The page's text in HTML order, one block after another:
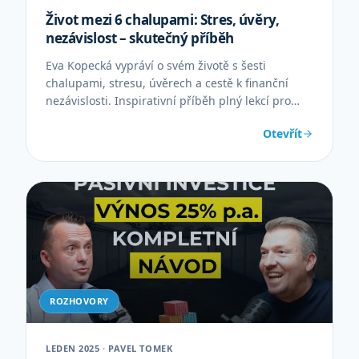
Život mezi 6 chalupami: Stres, úvěry,
nezávislost – skutečný příběh
Eva Kopecká vypráví o svém životě s šesti
chalupami, stresu, úvěrech a cestě k finanční
nezávislosti. Inspirativní příběh plný lekcí pro
Otevřít
ROZHOVORY
LEDEN 2025 · PAVEL TOMEK